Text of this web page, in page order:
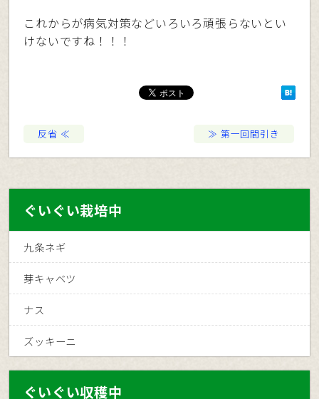
これからが病気対策などいろいろ頑張らないとい
けないですね！！！
反省 第一回間引き
ぐいぐい栽培中
九条ネギ
芽キャベツ
ナス
ズッキーニ
ぐいぐい収穫中